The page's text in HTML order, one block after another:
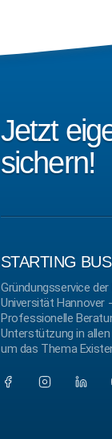
Jetzt
sichern!
STARTING
Gründungsservice der
Universität Hannover -
Professionelle
Unterstützung in allen
um das Thema